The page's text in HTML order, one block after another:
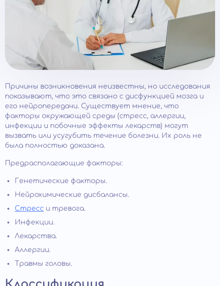
Причины возникновения неизвестны, но исследования
показывают, что это связано с дисфункцией мозга и
его нейропередачи. Существует мнение, что
факторы окружающей среды (стресс, аллергии,
инфекции и побочные эффекты лекарств) могут
вызвать или усугубить течение болезни. Их роль не
была полностью доказана.
Предрасполагающие факторы:
Генетические факторы.
Нейрохимические дисбалансы.
Стресс и тревога.
Инфекции.
Лекарства.
Аллергии.
Травмы головы.